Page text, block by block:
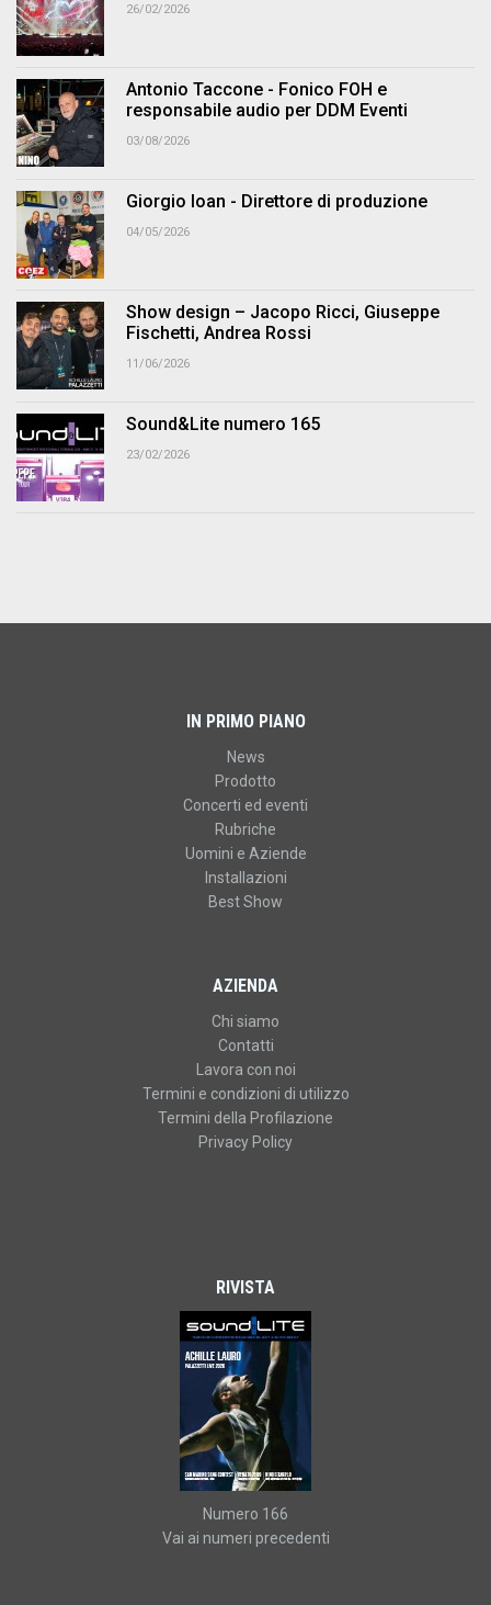
26/02/2026
Antonio Taccone - Fonico FOH e
responsabile audio per DDM Eventi
03/08/2026
Giorgio Ioan - Direttore di produzione
04/05/2026
Show design – Jacopo Ricci, Giuseppe
Fischetti, Andrea Rossi
11/06/2026
Sound&Lite numero 165
23/02/2026
IN PRIMO PIANO
News
Prodotto
Concerti ed eventi
Rubriche
Uomini e Aziende
Installazioni
Best Show
AZIENDA
Chi siamo
Contatti
Lavora con noi
Termini e condizioni di utilizzo
Termini della Profilazione
Privacy Policy
RIVISTA
Numero 166
Vai ai numeri precedenti